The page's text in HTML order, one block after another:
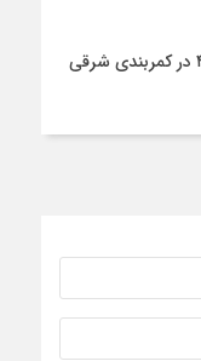
۳فوتی در واژگونی و آتش‌سوزی پژو ۴۰۵ در کمربندی شرقی